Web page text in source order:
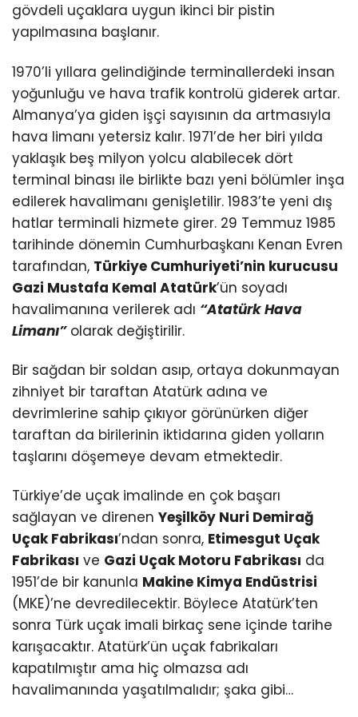
gövdeli uçaklara uygun ikinci bir pistin
yapılmasına başlanır.
1970’li yıllara gelindiğinde terminallerdeki insan
yoğunluğu ve hava trafik kontrolü giderek artar.
Almanya’ya giden işçi sayısının da artmasıyla
hava limanı yetersiz kalır. 1971’de her biri yılda
yaklaşık beş milyon yolcu alabilecek dört
terminal binası ile birlikte bazı yeni bölümler inşa
edilerek havalimanı genişletilir. 1983’te yeni dış
hatlar terminali hizmete girer. 29 Temmuz 1985
tarihinde dönemin Cumhurbaşkanı Kenan Evren
tarafından, Türkiye Cumhuriyeti’nin kurucusu
Gazi Mustafa Kemal Atatürk’ün soyadı
havalimanına verilerek adı “Atatürk Hava
Limanı”olarak değiştirilir.
Bir sağdan bir soldan asıp, ortaya dokunmayan
zihniyet bir taraftan Atatürk adına ve
devrimlerine sahip çıkıyor görünürken diğer
taraftan da birilerinin iktidarına giden yolların
taşlarını döşemeye devam etmektedir.
Türkiye’de uçak imalinde en çok başarı
sağlayan ve direnen Yeşilköy Nuri Demirağ
Uçak Fabrikası’ndan sonra, Etimesgut Uçak
Fabrikası ve Gazi Uçak Motoru Fabrikası da
1951’de bir kanunla Makine Kimya Endüstrisi
(MKE)’ne devredilecektir. Böylece Atatürk’ten
sonra Türk uçak imali birkaç sene içinde tarihe
karışacaktır. Atatürk’ün uçak fabrikaları
kapatılmıştır ama hiç olmazsa adı
havalimanında yaşatılmalıdır; şaka gibi…